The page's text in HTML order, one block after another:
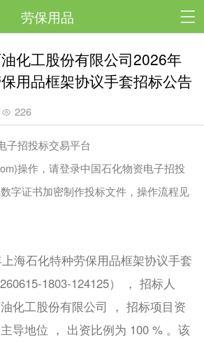
劳保用品
化工股份有限公司2026年
用品框架协议手套招标公告
226
子招投标交易平台
操作，请登录中国石化物资电子招投
字证书加密制作投标文件，操作流程见
海石化特种劳保用品框架协议手套
1803-124125） ， 招标人
化工股份有限公司 ， 招标项目资
导地位 ， 出资比例为 100 % 。该